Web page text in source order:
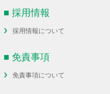
■ 採用情報
採用情報について
■ 免責事項
免責事項について